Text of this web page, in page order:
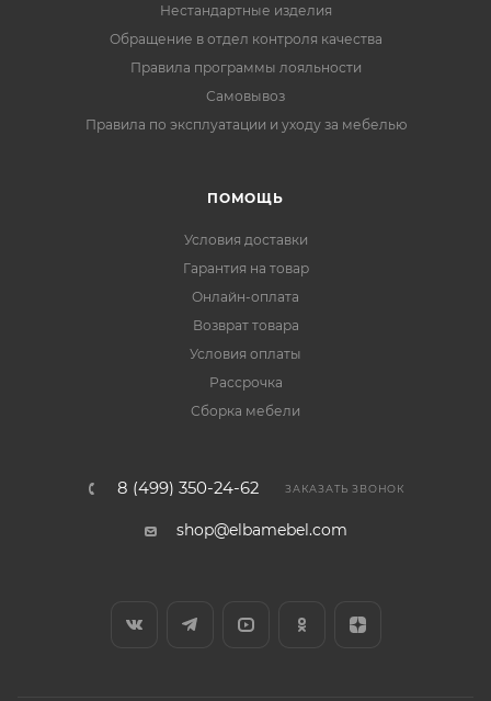
Нестандартные изделия
Обращение в отдел контроля качества
Правила программы лояльности
Самовывоз
Правила по эксплуатации и уходу за мебелью
ПОМОЩЬ
Условия доставки
Гарантия на товар
Онлайн-оплата
Возврат товара
Условия оплаты
Рассрочка
Сборка мебели
8 (499) 350-24-62 ЗАКАЗАТЬ ЗВОНОК
shop@elbamebel.com